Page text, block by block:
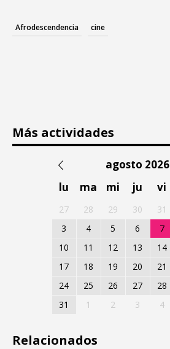
Afrodescendencia cine
Más actividades
agosto 2026
lu
ma mi ju vi
27 28 29 30 31
3
4 5 6 7
10
11 12 13 14
17
18 19 20 21
24
25 26 27 28
31
1 2 3 4
Relacionados